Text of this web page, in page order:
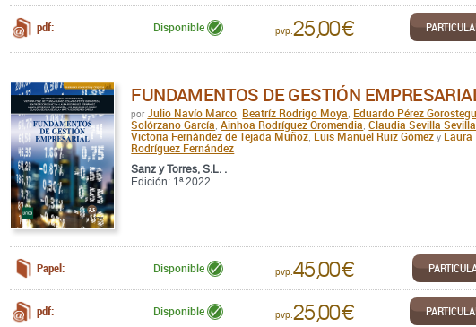
pdf: Disponible pvp. 25,00 €
FUNDAMENTOS DE GESTIÓN
porJulio Navío Marco Beatríz Rodrigo Moya Eduardo Pérez
Solórzano García
,Ainhoa Rodríguez Oromendia ,Claudia Sevilla Sevilla
Victoria Fernández de Tejada Muñoz Luis Manuel Ruiz Gómez y Laura
Rodríguez Fernández
Sanz y Torres, S.L. .
Edición: 1ª 2022
Papel: Disponible pvp.45,00 €
pdf: Disponible pvp. 25,00 €